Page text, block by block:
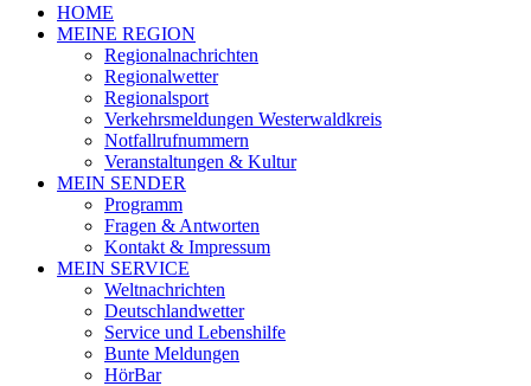
HOME
MEINE REGION
Regionalnachrichten
Regionalwetter
Regionalsport
Verkehrsmeldungen Westerwaldkreis
Notfallrufnummern
Veranstaltungen & Kultur
MEIN SENDER
Programm
Fragen & Antworten
Kontakt & Impressum
MEIN SERVICE
Weltnachrichten
Deutschlandwetter
Service und Lebenshilfe
Bunte Meldungen
HörBar